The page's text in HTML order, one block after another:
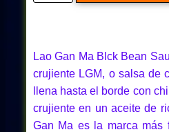
Lao Gan Ma Blck Bean
crujiente LGM, o salsa de
llena hasta el borde con
crujiente en un aceite de
Gan Ma es la marca más